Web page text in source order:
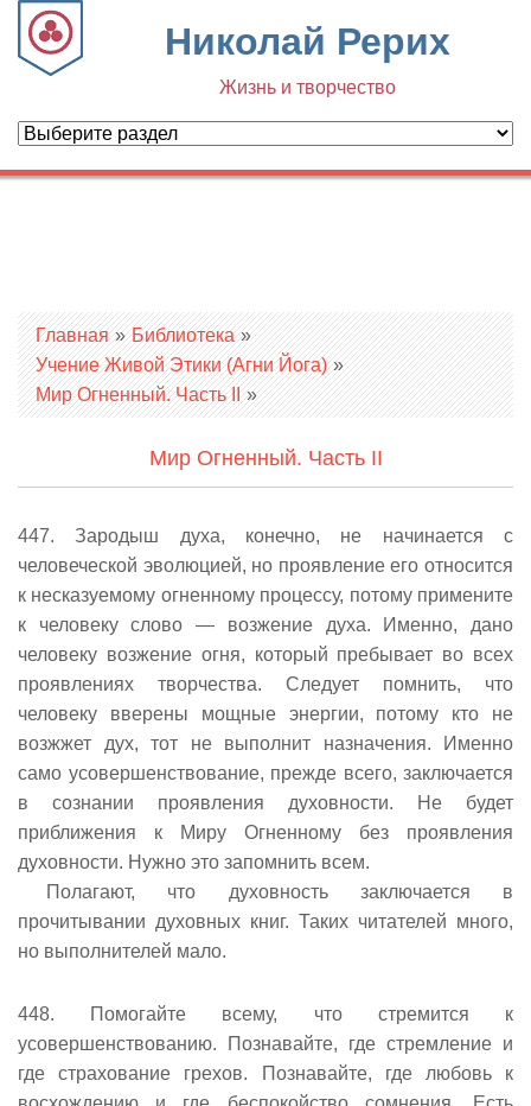
Николай Рерих
Жизнь и творчество
Вы здесь
Главная » Библиотека »
Учение Живой Этики (Агни Йога) »
Мир Огненный. Часть II »
Мир Огненный. Часть II
447. Зародыш духа, конечно, не начинается с
человеческой эволюцией, но проявление его относится
к несказуемому огненному процессу, потому примените
к человеку слово — возжение духа. Именно, дано
человеку возжение огня, который пребывает во всех
проявлениях творчества. Следует помнить, что
человеку вверены мощные энергии, потому кто не
возжжет дух, тот не выполнит назначения. Именно
само усовершенствование, прежде всего, заключается
в сознании проявления духовности. Не будет
приближения к Миру Огненному без проявления
духовности. Нужно это запомнить всем.
Полагают, что духовность заключается в
прочитывании духовных книг. Таких читателей много,
но выполнителей мало.
448. Помогайте всему, что стремится к
усовершенствованию. Познавайте, где стремление и
где страхование грехов. Познавайте, где любовь к